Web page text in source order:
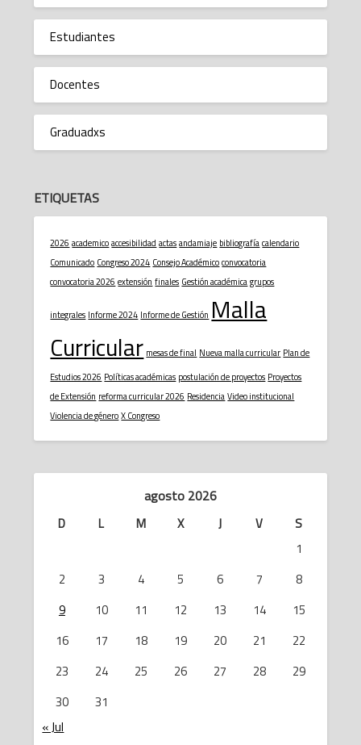
Estudiantes
Docentes
Graduadxs
ETIQUETAS
2026 academico accesibilidad actas andamiaje bibliografía calendario
Comunicado Congreso 2024 Consejo Académico convocatoria
convocatoria 2026 extensión finales Gestión académica grupos
integrales Informe 2024 Informe de Gestión Malla
Curricular mesas de final Nueva malla curricular Plan de
Estudios 2026 Políticas académicas postulación de proyectos Proyectos
de Extensión reforma curricular 2026 Residencia Video institucional
Violencia de género X Congreso
agosto 2026
D L M X J V
S
1
2
3 4 5 6 7
8
9
10 11 12 13 14
15
16
17 18 19 20 21
22
23
24 25 26 27 28
29
30
31
« Jul